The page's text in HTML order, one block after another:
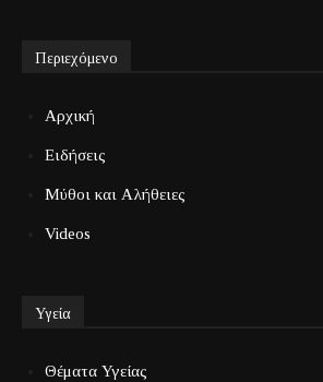
Περιεχόμενο
Αρχική
Ειδήσεις
Μύθοι και Αλήθειες
Videos
Υγεία
Θέματα Υγείας